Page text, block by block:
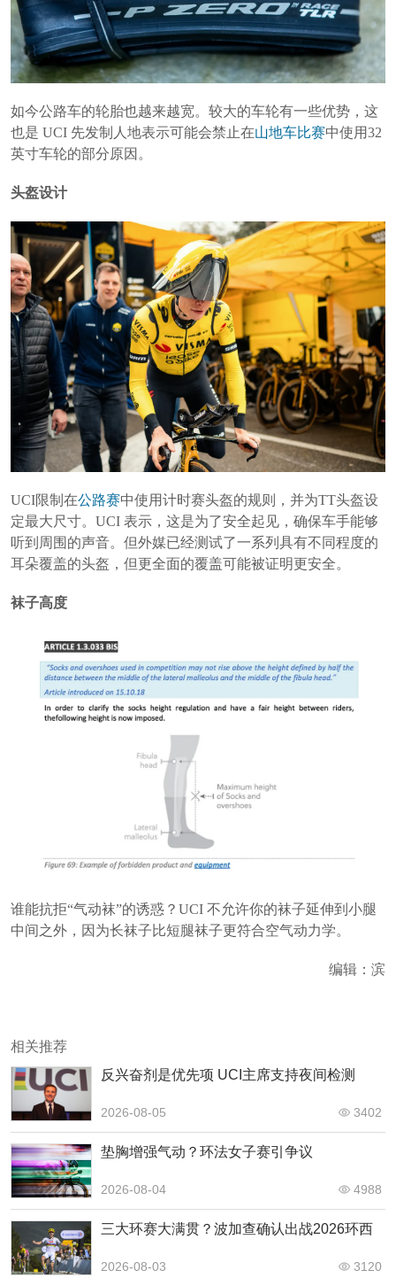
如今公路车的轮胎也越来越宽。较大的车轮有一些优势，这
也是 UCI 先发制人地表示可能会禁止在山地车比赛中使用32
英寸车轮的部分原因。
头盔设计
UCI限制在公路赛中使用计时赛头盔的规则，并为TT头盔设
定最大尺寸。UCI 表示，这是为了安全起见，确保车手能够
听到周围的声音。但外媒已经测试了一系列具有不同程度的
耳朵覆盖的头盔，但更全面的覆盖可能被证明更安全。
袜子高度
谁能抗拒“气动袜”的诱惑？UCI 不允许你的袜子延伸到小腿
中间之外，因为长袜子比短腿袜子更符合空气动力学。
编辑：滨
相关推荐
反兴奋剂是优先项 UCI主席支持夜间检测
2026-08-05 3402
垫胸增强气动？环法女子赛引争议
2026-08-04 4988
三大环赛大满贯？波加查确认出战2026环西
2026-08-03 3120